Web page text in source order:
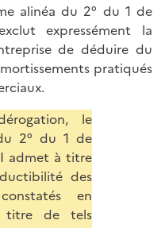
alinéa du 2° du 1 de
expressément la
de déduire du
pratiqués
le
2° du 1 de
admet à titre
des
en
titre de tels